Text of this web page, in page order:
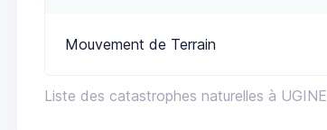
Liste des catastrophes naturelles à UGINE
Mouvement de Terrain